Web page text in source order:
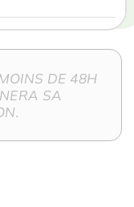
DE 48H
SA